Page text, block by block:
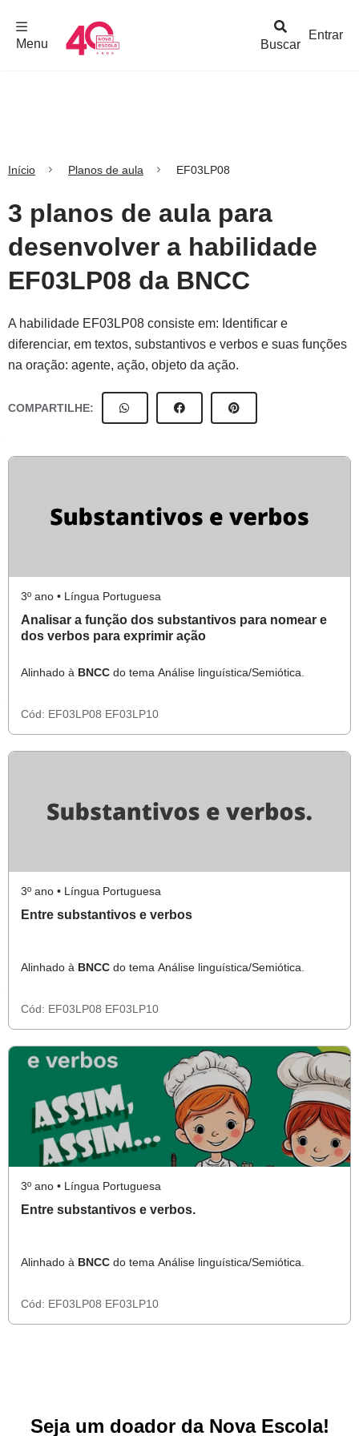
Buscar
Menu
Entrar
Início Planos de aula EF03LP08
3 planos de aula para
desenvolver a habilidade
EF03LP08 da BNCC
A habilidade EF03LP08 consiste em: Identificar e
diferenciar, em textos, substantivos e verbos e suas funções
na oração: agente, ação, objeto da ação.
COMPARTILHE:
3º ano • Língua Portuguesa
Analisar a função dos substantivos para nomear e
dos verbos para exprimir ação
Alinhado à BNCC do tema Análise linguística/Semiótica.
Cód: EF03LP08 EF03LP10
3º ano • Língua Portuguesa
Entre substantivos e verbos
Alinhado à BNCC do tema Análise linguística/Semiótica.
Cód: EF03LP08 EF03LP10
3º ano • Língua Portuguesa
Entre substantivos e verbos.
Alinhado à BNCC do tema Análise linguística/Semiótica.
Cód: EF03LP08 EF03LP10
Seja um doador da Nova Escola!